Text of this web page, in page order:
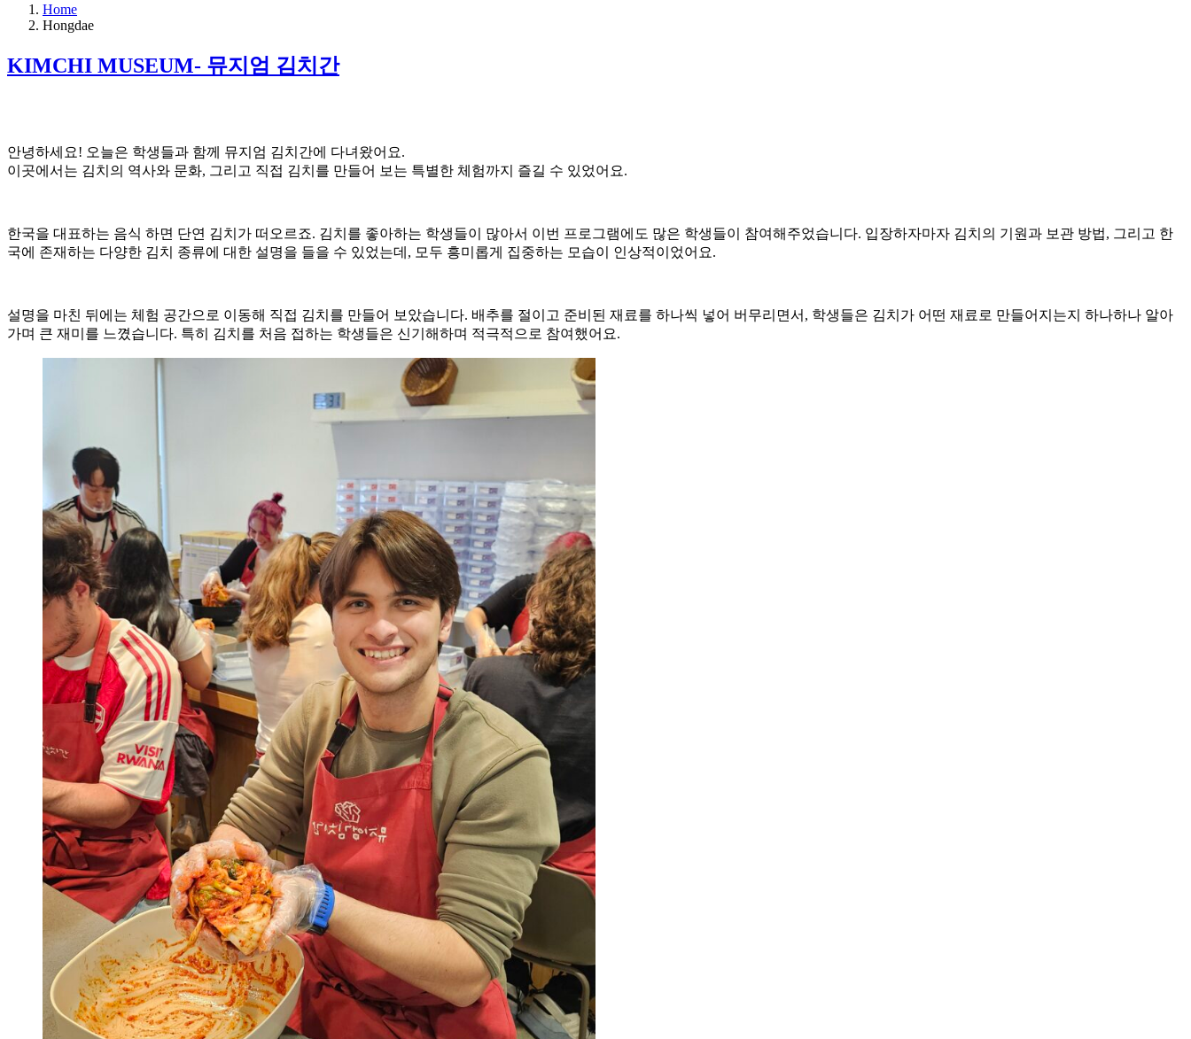
Home
Hongdae
KIMCHI MUSEUM- 뮤지엄 김치간
안녕하세요! 오늘은 학생들과 함께 뮤지엄 김치간에 다녀왔어요.
이곳에서는 김치의 역사와 문화, 그리고 직접 김치를 만들어 보는 특별한 체험까지 즐길 수 있었어요.
한국을 대표하는 음식 하면 단연 김치가 떠오르죠. 김치를 좋아하는 학생들이 많아서 이번 프로그램에도 많은 학생들이 참여해주었습니다. 입장하자마자 김치의 기원과 보관 방법, 그리고 한
국에 존재하는 다양한 김치 종류에 대한 설명을 들을 수 있었는데, 모두 흥미롭게 집중하는 모습이 인상적이었어요.
설명을 마친 뒤에는 체험 공간으로 이동해 직접 김치를 만들어 보았습니다. 배추를 절이고 준비된 재료를 하나씩 넣어 버무리면서, 학생들은 김치가 어떤 재료로 만들어지는지 하나하나 알아
가며 큰 재미를 느꼈습니다. 특히 김치를 처음 접하는 학생들은 신기해하며 적극적으로 참여했어요.